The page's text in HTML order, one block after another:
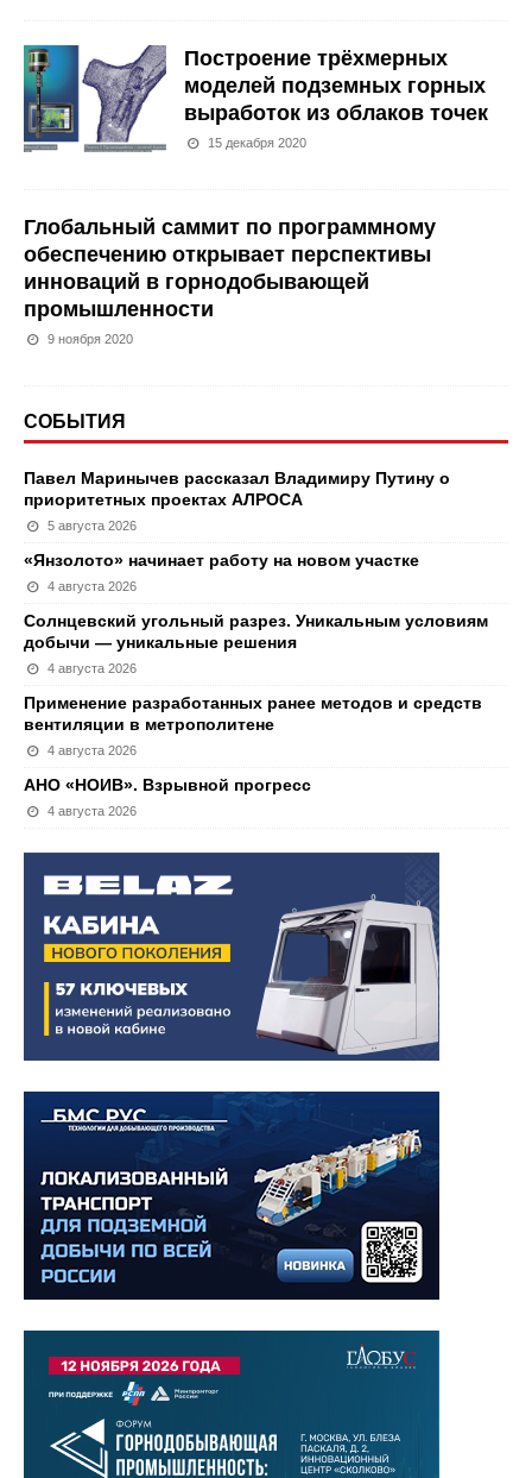
Построение трёхмерных
моделей подземных горных
выработок из облаков точек
15 декабря 2020
Глобальный саммит по программному
обеспечению открывает перспективы
инноваций в горнодобывающей
промышленности
9 ноября 2020
СОБЫТИЯ
Павел Маринычев рассказал Владимиру Путину о
приоритетных проектах АЛРОСА
5 августа 2026
«Янзолото» начинает работу на новом участке
4 августа 2026
Солнцевский угольный разрез. Уникальным условиям
добычи — уникальные решения
4 августа 2026
Применение разработанных ранее методов и средств
вентиляции в метрополитене
4 августа 2026
АНО «НОИВ». Взрывной прогресс
4 августа 2026